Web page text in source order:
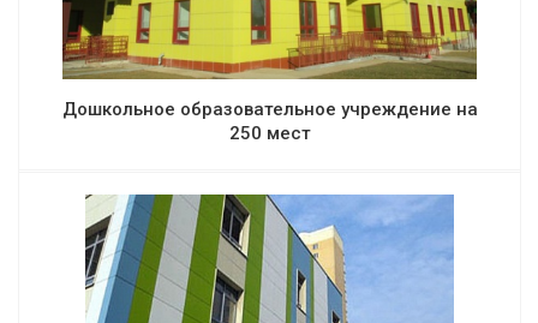
Дошкольное образовательное учреждение на
250 мест